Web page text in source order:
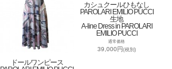
ドールワンピース
カシュクールひもなし
PAROLARI EMILIO PUCCI
生地
A-line Dress in PAROLARI
EMILIO PUCCI
通常価格
39,000円 (税別)